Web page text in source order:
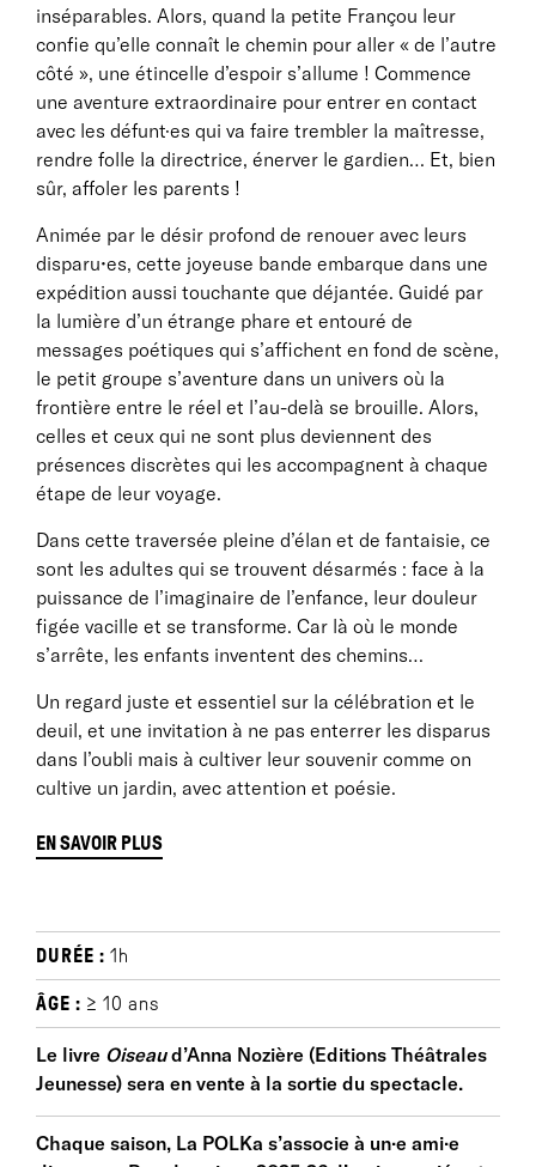
inséparables. Alors, quand la petite Françou leur
confie qu’elle connaît le chemin pour aller « de l’autre
côté », une étincelle d’espoir s’allume ! Commence
une aventure extraordinaire pour entrer en contact
avec les défunt·es qui va faire trembler la maîtresse,
rendre folle la directrice, énerver le gardien… Et, bien
sûr, affoler les parents !
Animée par le désir profond de renouer avec leurs
disparu•es, cette joyeuse bande embarque dans une
expédition aussi touchante que déjantée. Guidé par
la lumière d’un étrange phare et entouré de
messages poétiques qui s’affichent en fond de scène,
le petit groupe s’aventure dans un univers où la
frontière entre le réel et l’au-delà se brouille. Alors,
celles et ceux qui ne sont plus deviennent des
présences discrètes qui les accompagnent à chaque
étape de leur voyage.
Dans cette traversée pleine d’élan et de fantaisie, ce
sont les adultes qui se trouvent désarmés : face à la
puissance de l’imaginaire de l’enfance, leur douleur
figée vacille et se transforme. Car là où le monde
s’arrête, les enfants inventent des chemins…
Un regard juste et essentiel sur la célébration et le
deuil, et une invitation à ne pas enterrer les disparus
dans l’oubli mais à cultiver leur souvenir comme on
cultive un jardin, avec attention et poésie.
EN SAVOIR PLUS
CE QU'IL Y A DE PLUS VIVANT EN NOUS
« Je travaille depuis 4 ans sur les relations singulières
et parfois très inventives qu’entretiennent les vivants
avec leurs défunts.
aime et qui sont décédées, tout le monde a quelque
DURÉE : 1h
ÂGE : ≥ 10 ans
Le livre Oiseaud’Anna Nozière (Editions Théâtrales
Jeunesse) sera en vente à la sortie du spectacle.
Chaque saison, La POLKa s’associe à un·e ami·e